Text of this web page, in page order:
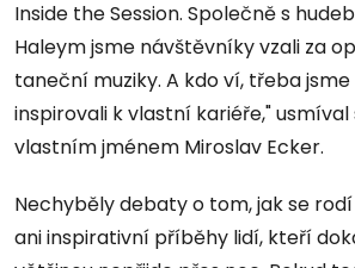
Inside the Session. Společně s
Haleym jsme návštěvníky vzali za
taneční muziky. A kdo ví, třeba
inspirovali k vlastní kariéře," usmíval
vlastním jménem Miroslav Ecker.
Nechyběly debaty o tom, jak se
ani inspirativní příběhy lidí, kteří